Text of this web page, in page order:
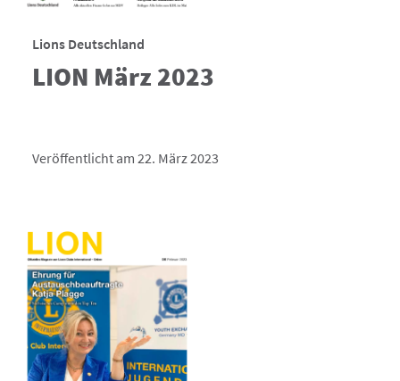
Lions Deutschland
LION März 2023
Veröffentlicht am 22. März 2023